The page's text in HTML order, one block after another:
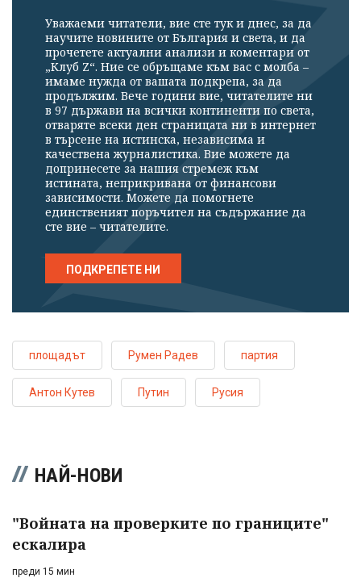
Уважаеми читатели, вие сте тук и днес, за да
научите новините от България и света, и да
прочетете актуални анализи и коментари от
„Клуб Z“. Ние се обръщаме към вас с молба –
имаме нужда от вашата подкрепа, за да
продължим. Вече години вие, читателите ни
в 97 държави на всички континенти по света,
отваряте всеки ден страницата ни в интернет
в търсене на истинска, независима и
качествена журналистика. Вие можете да
допринесете за нашия стремеж към
истината, неприкривана от финансови
зависимости. Можете да помогнете
единственият поръчител на съдържание да
сте вие – читателите.
ПОДКРЕПЕТЕ НИ
площадът Румен Радев партия
Антон Кутев Путин Русия
НАЙ-НОВИ
"Войната на проверките по границите"
ескалира
преди 15 мин